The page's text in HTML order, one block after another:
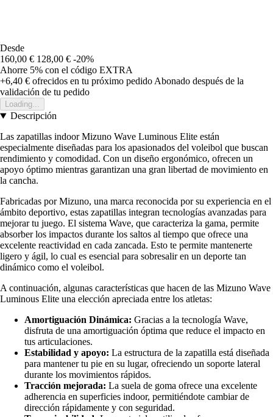
Desde
160,00 € 128,00 € -20%
Ahorre 5% con el código EXTRA
+6,40 € ofrecidos en tu próximo pedido Abonado después de la
validación de tu pedido
Loading...
Descripción
Las zapatillas indoor Mizuno Wave Luminous Elite están
especialmente diseñadas para los apasionados del voleibol que buscan
rendimiento y comodidad. Con un diseño ergonómico, ofrecen un
apoyo óptimo mientras garantizan una gran libertad de movimiento en
la cancha.
Fabricadas por Mizuno, una marca reconocida por su experiencia en el
ámbito deportivo, estas zapatillas integran tecnologías avanzadas para
mejorar tu juego. El sistema Wave, que caracteriza la gama, permite
absorber los impactos durante los saltos al tiempo que ofrece una
excelente reactividad en cada zancada. Esto te permite mantenerte
ligero y ágil, lo cual es esencial para sobresalir en un deporte tan
dinámico como el voleibol.
A continuación, algunas características que hacen de las Mizuno Wave
Luminous Elite una elección apreciada entre los atletas:
Amortiguación Dinámica: Gracias a la tecnología Wave,
disfruta de una amortiguación óptima que reduce el impacto en
tus articulaciones.
Estabilidad y apoyo: La estructura de la zapatilla está diseñada
para mantener tu pie en su lugar, ofreciendo un soporte lateral
durante los movimientos rápidos.
Tracción mejorada: La suela de goma ofrece una excelente
adherencia en superficies indoor, permitiéndote cambiar de
dirección rápidamente y con seguridad.